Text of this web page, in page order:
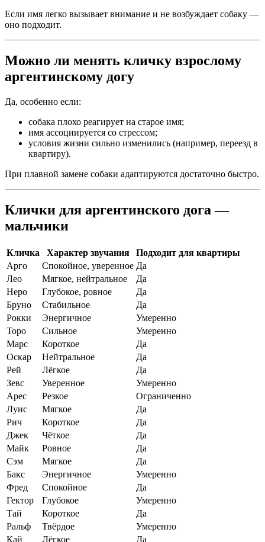
Если имя легко вызывает внимание и не возбуждает собаку —
оно подходит.
Можно ли менять кличку взрослому
аргентинскому догу
Да, особенно если:
собака плохо реагирует на старое имя;
имя ассоциируется со стрессом;
условия жизни сильно изменились (например, переезд в
квартиру).
При плавной замене собаки адаптируются достаточно быстро.
Клички для аргентинского дога —
мальчики
Кличка Характер звучания
Подходит для квартиры
Арго
Спокойное, уверенное Да
Лео
Мягкое, нейтральное
Да
Неро
Глубокое, ровное
Да
Бруно
Стабильное
Да
Рокки
Энергичное
Умеренно
Торо
Сильное
Умеренно
Марс
Короткое
Да
Оскар
Нейтральное
Да
Рей
Лёгкое
Да
Зевс
Уверенное
Умеренно
Арес
Резкое
Ограниченно
Луис
Мягкое
Да
Рич
Короткое
Да
Джек
Чёткое
Да
Майк
Ровное
Да
Сэм
Мягкое
Да
Бакс
Энергичное
Умеренно
Фред
Спокойное
Да
Гектор
Глубокое
Умеренно
Тай
Короткое
Да
Ральф
Твёрдое
Умеренно
Кай
Лёгкое Да